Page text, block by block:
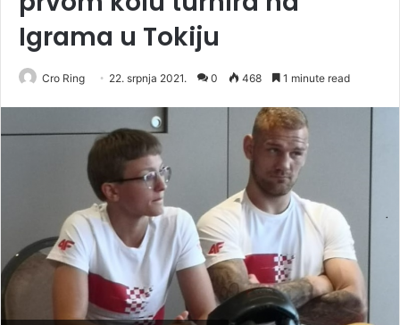
Igrama u Tokiju
Cro Ring 22. srpnja 2021. 0 468 1 minute read